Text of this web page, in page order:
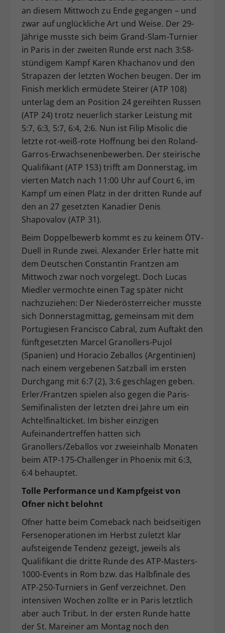
an diesem Mittwoch zu Ende gegangen – und
zwar auf unglückliche Art und Weise. Der 29-
Jährige musste sich beim Grand-Slam-Turnier
in Paris in der zweiten Runde erst nach 3:58-
stündigem Kampf Karen Khachanov und den
Strapazen der letzten Wochen beugen. Der im
Finish merklich ermüdete Steirer (ATP 108)
unterlag dem an Position 24 gereihten Russen
(ATP 24) trotz neuerlich starker Leistung mit
5:7, 6:3, 5:7, 6:4, 2:6. Nun ist Filip Misolic die
letzte rot-weiß-rote Hoffnung bei den Roland-
Garros-Erwachsenenbewerben. Der steirische
Qualifikant (ATP 153) trifft am Donnerstag, im
vierten Match nach 11:00 Uhr auf Court 6, im
Kampf um einen Platz in der dritten Runde auf
den an 27 gesetzten Kanadier Denis
Shapovalov (ATP 31).
Beim Doppelbewerb kommt es zu keinem ÖTV-
Duell in Runde zwei. Alexander Erler hatte mit
dem Deutschen Constantin Frantzen am
Mittwoch zwar noch vorgelegt. Doch Lucas
Miedler vermochte einen Tag später nicht
nachzuziehen: Der Niederösterreicher musste
sich Donnerstagmittag, gemeinsam mit dem
Portugiesen Francisco Cabral, zum Auftakt den
fünftgesetzten Marcel Granollers-Pujol
(Spanien) und Horacio Zeballos (Argentinien)
nach einem vergebenen Satzball im ersten
Durchgang mit 6:7 (2), 3:6 geschlagen geben.
Erler/Frantzen spielen also gegen die Paris-
Semifinalisten der letzten drei Jahre um ein
Achtelfinalticket. Im bisher einzigen
Aufeinandertreffen hatten sich
Granollers/Zeballos vor zweieinhalb Monaten
beim ATP-175-Challenger in Phoenix mit 6:3,
6:4 behauptet.
Tolle Performance und Kampfgeist von
Ofner nicht belohnt
Ofner hatte beim Comeback nach beidseitigen
Fersenoperationen im Herbst zuletzt klar
aufsteigende Tendenz gezeigt, jeweils als
Qualifikant die dritte Runde des ATP-Masters-
1000-Events in Rom bzw. das Halbfinale des
ATP-250-Turniers in Genf verzeichnet. Den
intensiven Wochen zollte er in Paris letztlich
aber auch Tribut. In der ersten Runde hatte
der St. Mareiner am Montag noch den
Zweck
Dieser Wert speichert Ihre Consent-
Einstellungen. Unter anderem eine
zufällig generierte ID, für die
historische Speicherung Ihrer
Webseiten-Betreiber dies eingestellt
hat.